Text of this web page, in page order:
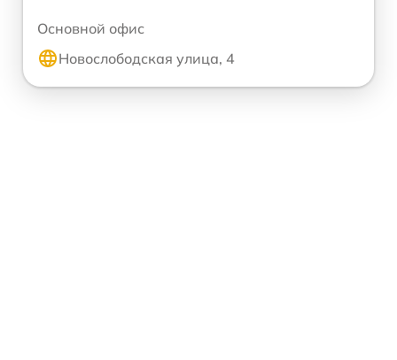
Основной офис
Новослободская улица, 4